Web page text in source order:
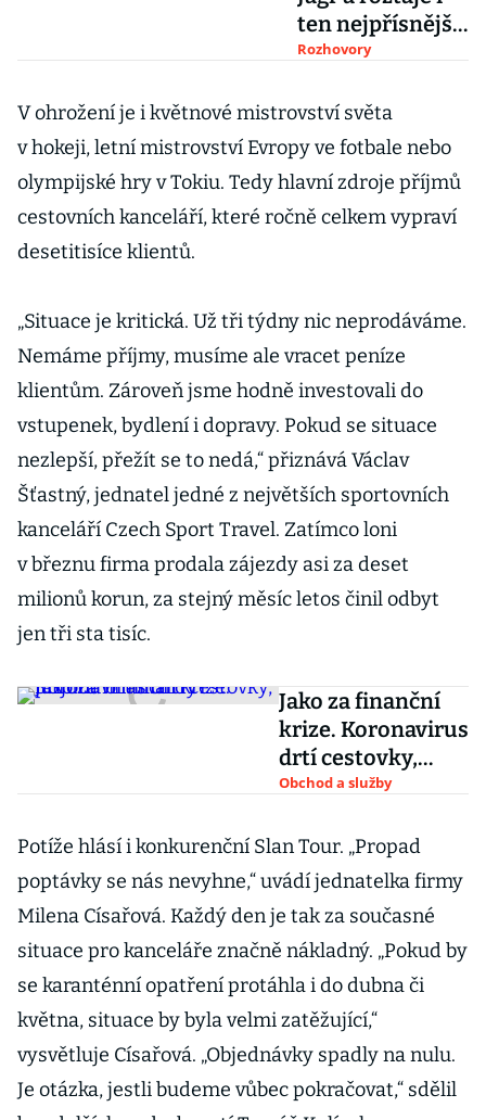
ten nejpřísnější
celník, říká šéf
cestovky
Rozhovory
V ohrožení je i květnové mistrovství světa
v hokeji, letní mistrovství Evropy ve fotbale nebo
olympijské hry v Tokiu. Tedy hlavní zdroje příjmů
cestovních kanceláří, které ročně celkem vypraví
desetitisíce klientů.
„Situace je kritická. Už tři týdny nic neprodáváme.
Nemáme příjmy, musíme ale vracet peníze
klientům. Zároveň jsme hodně investovali do
vstupenek, bydlení i dopravy. Pokud se situace
nezlepší, přežít se to nedá,“ přiznává Václav
Šťastný, jednatel jedné z největších sportovních
kanceláří Czech Sport Travel. Zatímco loni
v březnu firma prodala zájezdy asi za deset
milionů korun, za stejný měsíc letos činil odbyt
jen tři sta tisíc.
Jako za finanční
krize. Koronavirus
drtí cestovky,
přijdou o miliardy
Obchod a služby
Potíže hlásí i konkurenční Slan Tour. „Propad
poptávky se nás nevyhne,“ uvádí jednatelka firmy
Milena Císařová. Každý den je tak za současné
situace pro kanceláře značně nákladný. „Pokud by
se karanténní opatření protáhla i do dubna či
května, situace by byla velmi zatěžující,“
vysvětluje Císařová. „Objednávky spadly na nulu.
Je otázka, jestli budeme vůbec pokračovat,“ sdělil